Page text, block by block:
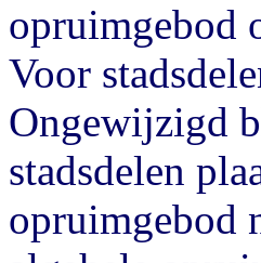
opruimgebod
Voor
Ongewijzigd
stadsdelen
opruimgebod